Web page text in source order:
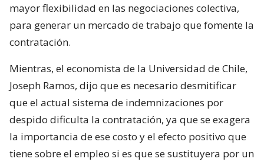
mayor flexibilidad en las negociaciones colectiva,
para generar un mercado de trabajo que fomente la
contratación.
Mientras, el economista de la Universidad de Chile,
Joseph Ramos, dijo que es necesario desmitificar
que el actual sistema de indemnizaciones por
despido dificulta la contratación, ya que se exagera
la importancia de ese costo y el efecto positivo que
tiene sobre el empleo si es que se sustituyera por un